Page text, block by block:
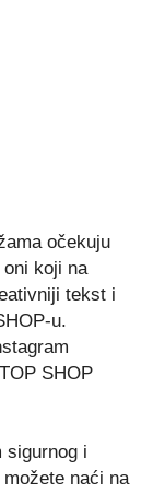
očekuju
koji na
tekst i
u.
SHOP
sigurnog i
naći na